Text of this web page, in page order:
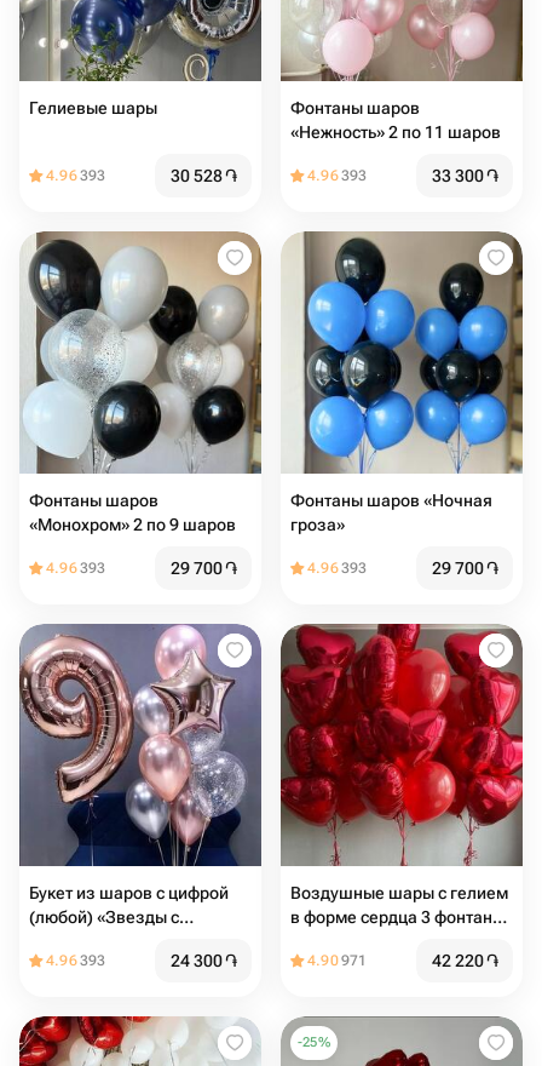
Гелиевые шары
4.96393 30 528֏
Фонтаны шаров
«Нежность» 2 по 11 шаров
4.96393 33 300֏
Фонтаны шаров
«Монохром» 2 по 9 шаров
4.96393 29 700֏
Фонтаны шаров «Ночная
гроза»
4.96393 29 700֏
Букет из шаров с цифрой
(любой) «Звезды с
4.96393 24 300֏
Воздушные шары с гелием
в форме сердца 3 фонтана
4.90971 42 220֏
-25%